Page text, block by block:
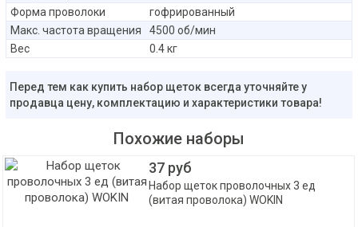
Форма проволоки
гофрированный
Макс. частота вращения
4500 об/мин
Вес
0.4 кг
Перед тем как купить набор щеток всегда уточняйте у
продавца цену, комплектацию и характеристики товара!
Похожие наборы
37 руб
Набор щеток проволочных 3 ед
(витая проволока) WOKIN